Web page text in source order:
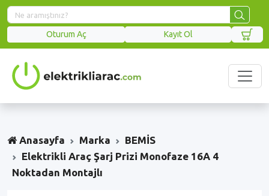
Oturum Aç Kayıt Ol
Anasayfa Marka
BEMİS
Elektrikli Araç Şarj Prizi Monofaze 16A 4
Noktadan Montajlı